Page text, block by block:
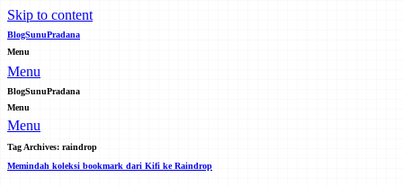
Skip to content
BlogSunuPradana
Menu
Menu
BlogSunuPradana
Menu
Menu
Tag Archives: raindrop
Memindah koleksi bookmark dari Kifi ke Raindrop